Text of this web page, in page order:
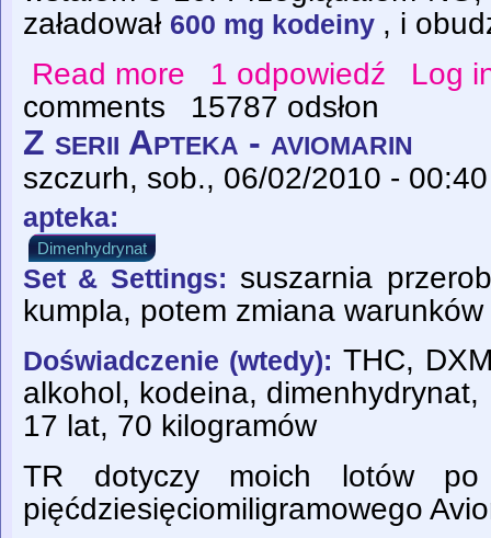
załadował 600 mg kodeiny , i
Read more about Half an hour of thing
1 odpowiedź
Log
comments
15787 odsłon
Z serii Apteka - aviomarin
szczurh, sob., 06/02/2010 - 00:40
apteka:
Dimenhydrynat
Set & Settings: suszarnia
kumpla, potem zmiana warunków
Doświadczenie (wtedy): THC,
alkohol, kodeina, dimenhydrynat,
17 lat, 70 kilogramów
TR dotyczy moich lotów
pięćdziesięciomiligramowego